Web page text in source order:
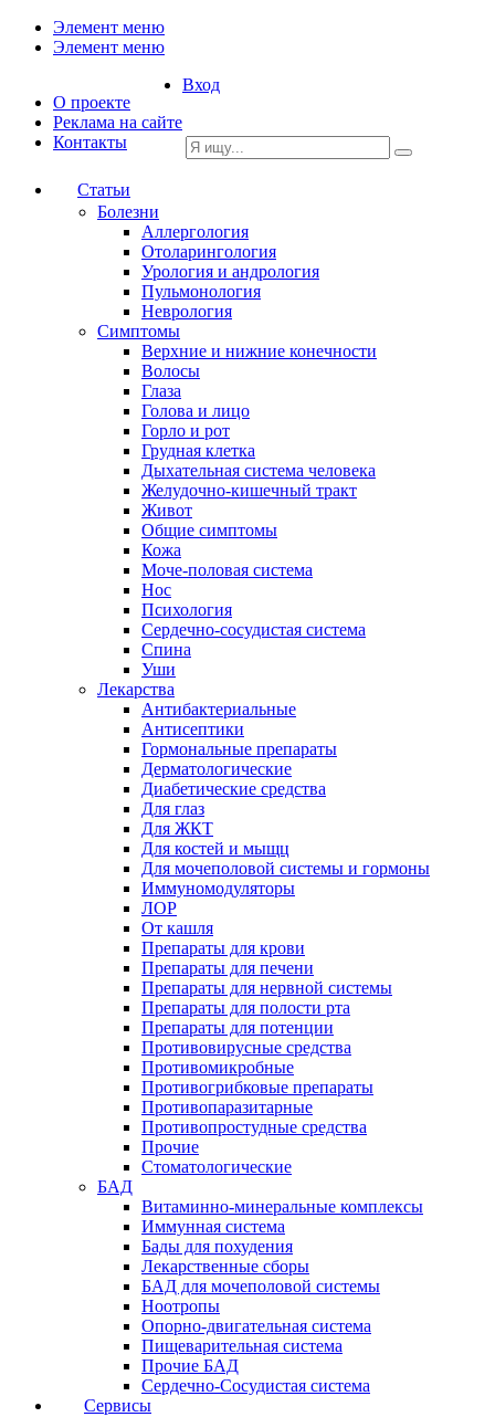
Элемент меню
Элемент меню
О проекте
Реклама на сайте
Контакты
Вход
Статьи
Болезни
Аллергология
Отоларингология
Урология и андрология
Пульмонология
Неврология
Симптомы
Верхние и нижние конечности
Волосы
Глаза
Голова и лицо
Горло и рот
Грудная клетка
Дыхательная система человека
Желудочно-кишечный тракт
Живот
Общие симптомы
Кожа
Моче-половая система
Нос
Психология
Сердечно-сосудистая система
Спина
Уши
Лекарства
Антибактериальные
Антисептики
Гормональные препараты
Дерматологические
Диабетические средства
Для глаз
Для ЖКТ
Для костей и мыщц
Для мочеполовой системы и гормоны
Иммуномодуляторы
ЛОР
От кашля
Препараты для крови
Препараты для печени
Препараты для нервной системы
Препараты для полости рта
Препараты для потенции
Противовирусные средства
Противомикробные
Противогрибковые препараты
Противопаразитарные
Противопростудные средства
Прочие
Стоматологические
БАД
Витаминно-минеральные комплексы
Иммунная система
Бады для похудения
Лекарственные сборы
БАД для мочеполовой системы
Ноотропы
Опорно-двигательная система
Пищеварительная система
Прочие БАД
Сердечно-Сосудистая система
Сервисы